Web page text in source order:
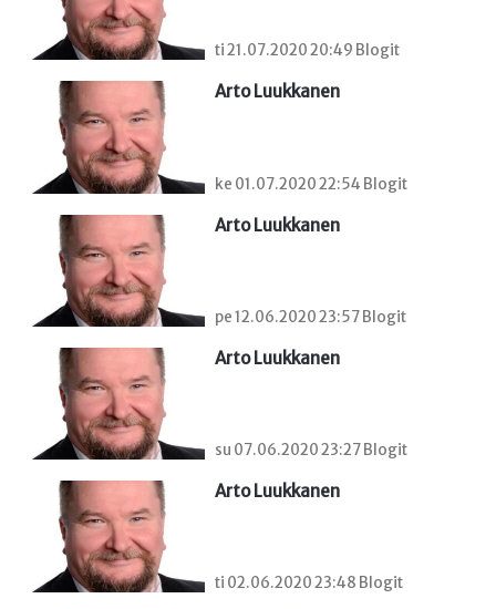
ti 21.07.2020 20:49 Blogit
Arto Luukkanen
ke 01.07.2020 22:54 Blogit
Arto Luukkanen
pe 12.06.2020 23:57 Blogit
Arto Luukkanen
su 07.06.2020 23:27 Blogit
Arto Luukkanen
ti 02.06.2020 23:48 Blogit